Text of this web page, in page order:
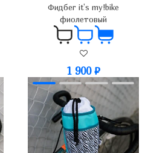
Фидбег it’s my!bike
фиолетовый
1 900₽